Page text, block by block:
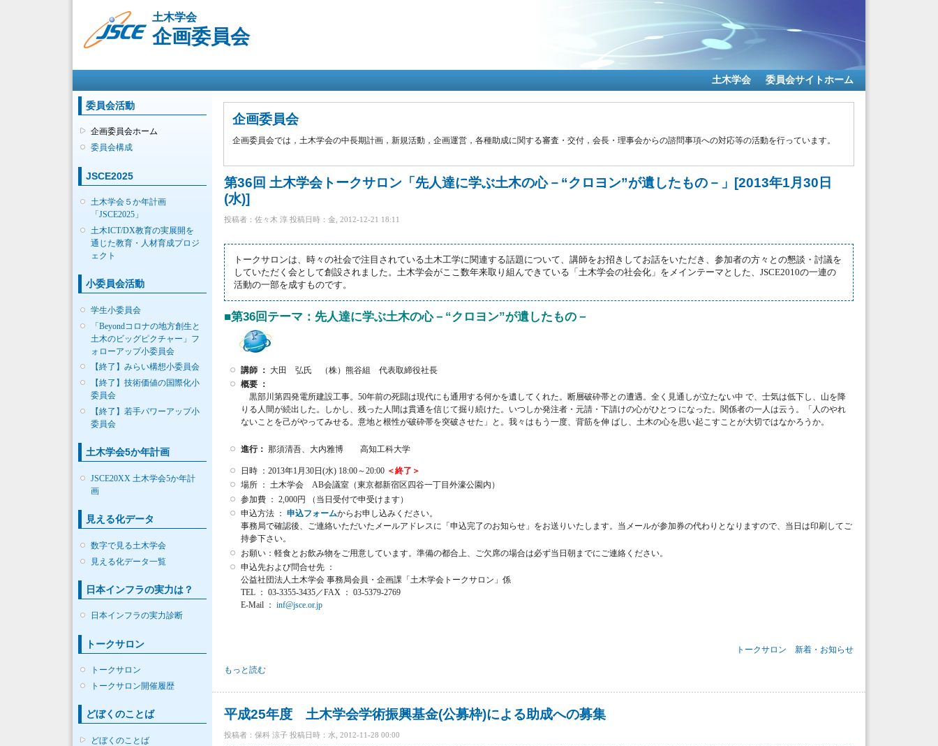
ツ
動
土木学会
企画委員会
土木学会 委員会サイトホーム
委員会活動
企画委員会ホーム
委員会構成
JSCE2025
土木学会５か年計画
「JSCE2025」
土木ICT/DX教育の実展開を
通じた教育・人材育成プロジ
ェクト
小委員会活動
学生小委員会
「Beyondコロナの地方創生と
土木のビッグピクチャー」フ
ォローアップ小委員会
【終了】みらい構想小委員会
【終了】技術価値の国際化小
委員会
【終了】若手パワーアップ小
委員会
土木学会5か年計画
JSCE20XX 土木学会5か年計
画
見える化データ
数字で見る土木学会
見える化データ一覧
日本インフラの実力は？
日本インフラの実力診断
トークサロン
トークサロン
トークサロン開催履歴
どぼくのことば
どぼくのことば
企画委員会
企画委員会では，土木学会の中長期計画，新規活動，企画運営，各種助成に関する審査・交付，会長・理事会からの諮問事項への対応等の活動を行っています。
第36回 土木学会トークサロン「先人達に学ぶ土木の心－“クロヨン”が遺したもの－」[2013年1月30日
(水)]
投稿者： 佐々木 淳 投稿日時：金, 2012-12-21 18:11
トークサロンは、時々の社会で注目されている土木工学に関連する話題について、講師をお招きしてお話をいただき、参加者の方々との懇談・討議を
していただく会として創設されました。土木学会がここ数年来取り組んできている「土木学会の社会化」をメインテーマとした、JSCE2010の一連の
活動の一部を成すものです。
■第36回テーマ：先人達に学ぶ土木の心－“クロヨン”が遺したもの－
講師 ： 大田 弘氏 （株）熊谷組 代表取締役社長
概要 ：
黒部川第四発電所建設工事。50年前の死闘は現代にも通用する何かを遺してくれた。断層破砕帯との遭遇。全く見通しが立たない中 で、士気は低下し、山を降
りる人間が続出した。しかし、残った人間は貫通を信じて掘り続けた。いつしか発注者・元請・下請けの心がひとつ になった。関係者の一人は云う。「人のやれ
ないことを己がやってみせる。意地と根性が破砕帯を突破させた」と。我々はもう一度、背筋を伸 ばし、土木の心を思い起こすことが大切ではなかろうか。
進行： 那須清吾、大内雅博 高知工科大学
日時 ：2013年1月30日(水) 18:00～20:00 ＜終了＞
場所 ： 土木学会 AB会議室（東京都新宿区四谷一丁目外濠公園内）
参加費 ： 2,000円 （当日受付で申受けます）
申込方法 ：申込フォームからお申し込みください。
事務局で確認後、ご連絡いただいたメールアドレスに「申込完了のお知らせ」をお送りいたします。当メールが参加券の代わりとなりますので、当日は印刷してご
持参下さい。
お願い：軽食とお飲み物をご用意しています。準備の都合上、ご欠席の場合は必ず当日朝までにご連絡ください。
申込先および問合せ先 ：
公益社団法人土木学会 事務局会員・企画課「土木学会トークサロン」係
TEL ： 03-3355-3435／FAX ： 03-5379-2769
E-Mail ：inf@jsce.or.jp
新着・お知らせ
トークサロン
第36回 土木学会トークサロン「先人達に学ぶ土木の心－“クロヨン”が遺したもの－」[2013年1月30日(水)] について
もっと読む
平成25年度 土木学会学術振興基金(公募枠)による助成への募集
投稿者： 保科 涼子 投稿日時：水, 2012-11-28 00:00